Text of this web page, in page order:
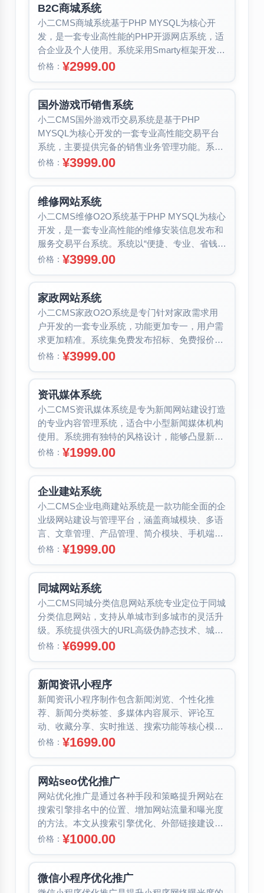
B2C商城系统
小二CMS商城系统基于PHP MYSQL为核心开
发，是一套专业高性能的PHP开源网店系统，适
合企业及个人使用。系统采用Smarty框架开发，
支持PHP7（性能比...
价格： ¥2999.00
国外游戏币销售系统
小二CMS国外游戏币交易系统是基于PHP
MYSQL为核心开发的一套专业高性能交易平台
系统，主要提供完备的销售业务管理功能。系统
涵盖游戏币收货管理、出货管理、代...
价格： ¥3999.00
维修网站系统
小二CMS维修O2O系统基于PHP MYSQL为核心
开发，是一套专业高性能的维修安装信息发布和
服务交易平台系统。系统以“便捷、专业、省钱、
安全”为优势，打破国内...
价格： ¥3999.00
家政网站系统
小二CMS家政O2O系统是专门针对家政需求用
户开发的一套专业系统，功能更加专一，用户需
求更加精准。系统集免费发布招标、免费报价、
等待师傅上门服务于一体，支持微信...
价格： ¥3999.00
资讯媒体系统
小二CMS资讯媒体系统是专为新闻网站建设打造
的专业内容管理系统，适合中小型新闻媒体机构
使用。系统拥有独特的风格设计，能够凸显新闻
个性特点，结合新闻经营行业市场分...
价格： ¥1999.00
企业建站系统
小二CMS企业电商建站系统是一款功能全面的企
业级网站建设与管理平台，涵盖商城模块、多语
言、文章管理、产品管理、简介模块、手机端、
微信对接、SEO优化、会员管理、...
价格： ¥1999.00
同城网站系统
小二CMS同城分类信息网站系统专业定位于同城
分类信息网站，支持从单城市到多城市的灵活升
级。系统提供强大的URL高级伪静态技术、城市
管理功能、地区分类信息管理、域...
价格： ¥6999.00
新闻资讯小程序
新闻资讯小程序制作包含新闻浏览、个性化推
荐、新闻分类标签、多媒体内容展示、评论互
动、收藏分享、实时推送、搜索功能等核心模
块。本文详细介绍各功能模块的作用与价值，...
价格： ¥1699.00
网站seo优化推广
网站优化推广是通过各种手段和策略提升网站在
搜索引擎排名中的位置、增加网站流量和曝光度
的方法。本文从搜索引擎优化、外部链接建设、
社交媒体优化、网站速度优化、搜索需...
价格： ¥1000.00
微信小程序优化推广